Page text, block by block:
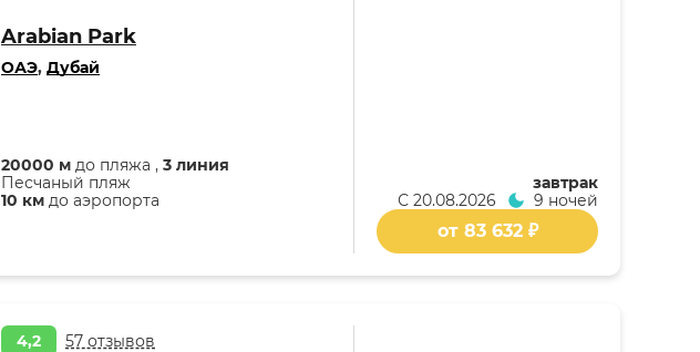
Arabian Park
ОАЭ, Дубай
20000 м до пляжа , 3 линия
Песчаный пляж
10 км до аэропорта
завтрак
С 20.08.2026 9 ночей
от 83 632 ₽
4,2 57 отзывов